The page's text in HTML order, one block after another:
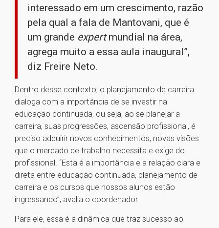
interessado em um crescimento, razão
pela qual a fala de Mantovani, que é
um grande expertmundial na área,
agrega muito a essa aula inaugural”,
diz Freire Neto.
Dentro desse contexto, o planejamento de carreira
dialoga com a importância de se investir na
educação continuada, ou seja, ao se planejar a
carreira, suas progressões, ascensão profissional, é
preciso adquirir novos conhecimentos, novas visões
que o mercado de trabalho necessita e exige do
profissional. “Esta é a importância e a relação clara e
direta entre educação continuada, planejamento de
carreira e os cursos que nossos alunos estão
ingressando”, avalia o coordenador.
Para ele, essa é a dinâmica que traz sucesso ao